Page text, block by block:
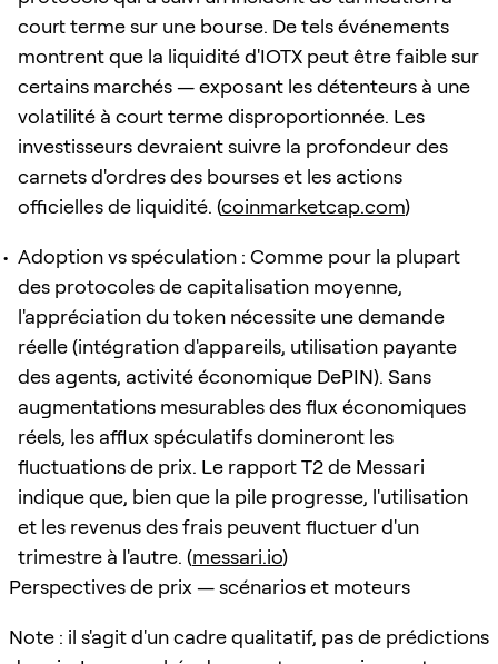
court terme sur une bourse. De tels événements
montrent que la liquidité d'IOTX peut être faible sur
certains marchés — exposant les détenteurs à une
volatilité à court terme disproportionnée. Les
investisseurs devraient suivre la profondeur des
carnets d'ordres des bourses et les actions
officielles de liquidité. (coinmarketcap.com)
Adoption vs spéculation : Comme pour la plupart
des protocoles de capitalisation moyenne,
l'appréciation du token nécessite une demande
réelle (intégration d'appareils, utilisation payante
des agents, activité économique DePIN). Sans
augmentations mesurables des flux économiques
réels, les afflux spéculatifs domineront les
fluctuations de prix. Le rapport T2 de Messari
indique que, bien que la pile progresse, l'utilisation
et les revenus des frais peuvent fluctuer d'un
trimestre à l'autre. (messari.io)
Perspectives de prix — scénarios et moteurs
Note : il s'agit d'un cadre qualitatif, pas de prédictions